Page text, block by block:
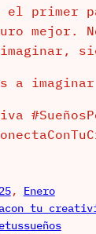
el primer
mejor.
a
, Enero
tu